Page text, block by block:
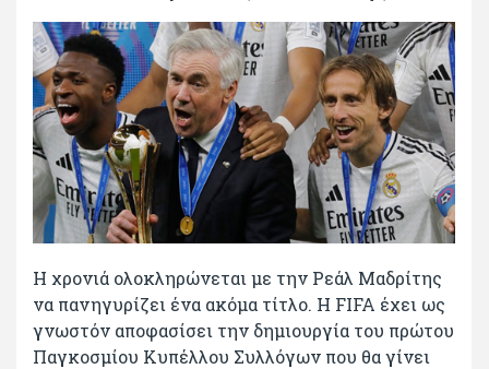
Η χρονιά ολοκληρώνεται με την Ρεάλ Μαδρίτης
να πανηγυρίζει ένα ακόμα τίτλο. H FIFA έχει ως
γνωστόν αποφασίσει την δημιουργία του πρώτου
Παγκοσμίου Κυπέλλου Συλλόγων που θα γίνει